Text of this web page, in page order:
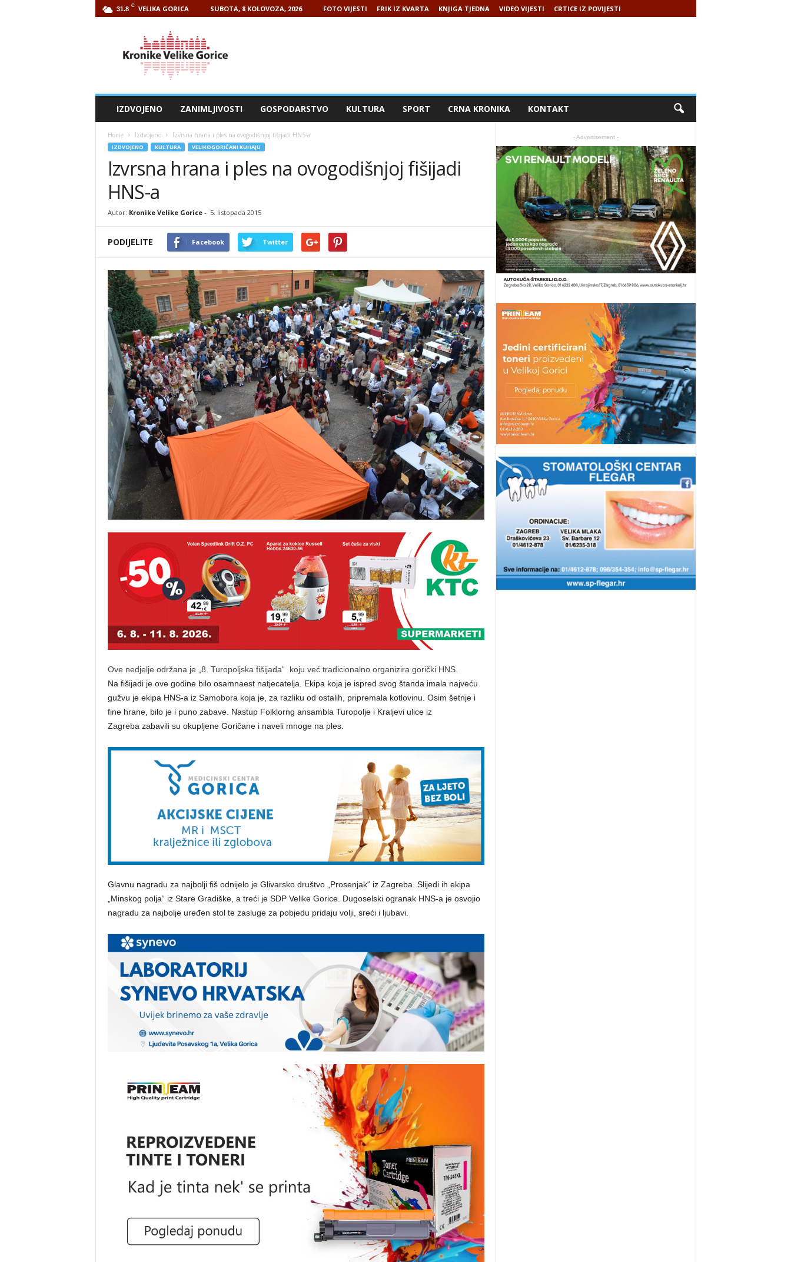
31.8 C VELIKA GORICA SUBOTA, 8 KOLOVOZA, 2026 FOTO VIJESTI FRIK IZ KVARTA KNJIGA TJEDNA VIDEO VIJESTI CRTICE IZ POVIJESTI
IZDVOJENO ZANIMLJIVOSTI GOSPODARSTVO KULTURA SPORT CRNA KRONIKA KONTAKT
Home Izdvojeno Izvrsna hrana i ples na ovogodišnjoj fišijadi HNS-a
IZDVOJENO KULTURA VELIKOGORIČANI KUHAJU
Izvrsna hrana i ples na ovogodišnjoj fišijadi
HNS-a
Autor: Kronike Velike Gorice- 5. listopada 2015
PODIJELITE Facebook Twitter
Ove nedjelje održana je „8. Turopoljska fišijada“ koju već tradicionalno organizira gorički HNS.
Na fišijadi je ove godine bilo osamnaest natjecatelja. Ekipa koja je ispred svog štanda imala najveću
gužvu je ekipa HNS-a iz Samobora koja je, za razliku od ostalih, pripremala kotlovinu. Osim šetnje i
fine hrane, bilo je i puno zabave. Nastup Folklorng ansambla Turopolje i Kraljevi ulice iz
Zagreba zabavili su okupljene Goričane i naveli mnoge na ples.
Glavnu nagradu za najbolji fiš odnijelo je Glivarsko društvo „Prosenjak“ iz Zagreba. Slijedi ih ekipa
„Minskog polja“ iz Stare Gradiške, a treći je SDP Velike Gorice. Dugoselski ogranak HNS-a je osvojio
nagradu za najbolje uređen stol te zasluge za pobjedu pridaju volji, sreći i ljubavi.
- Advertisement -